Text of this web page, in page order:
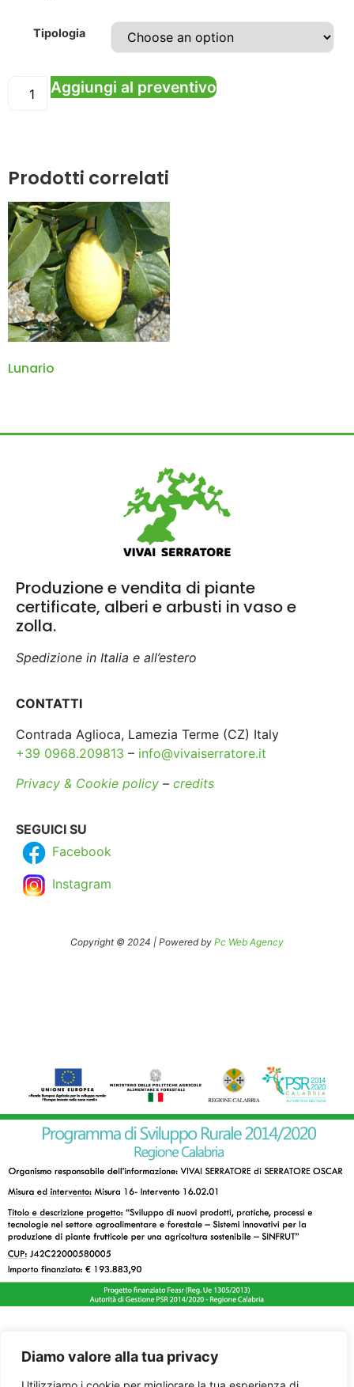
Diamo valore alla tua privacy
Tipologia
Aggiungi al preventivo
Prodotti correlati
Lunario
Produzione e vendita di piante
certificate, alberi e arbusti in vaso e
zolla.
Spedizione in Italia e all’estero
CONTATTI
Contrada Aglioca, Lamezia Terme (CZ) Italy
+39 0968.209813 – info@vivaiserratore.it
Privacy & Cookie policy – credits
SEGUICI SU
Facebook
Instagram
Copyright © 2024 | Powered by Pc Web Agency